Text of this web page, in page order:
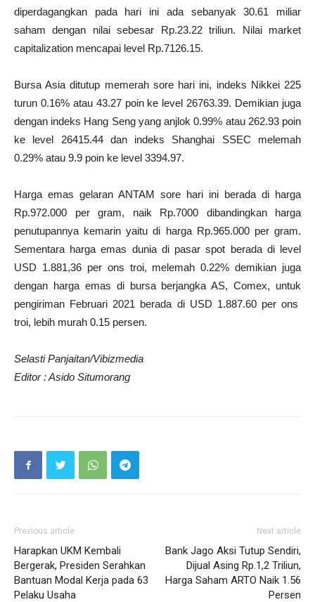
diperdagangkan pada hari ini ada sebanyak 30.61 miliar
saham dengan nilai sebesar Rp.23.22 triliun. Nilai market
capitalization mencapai level Rp.7126.15.
Bursa Asia ditutup memerah sore hari ini, indeks Nikkei 225
turun 0.16% atau 43.27 poin ke level 26763.39. Demikian juga
dengan indeks Hang Seng yang anjlok 0.99% atau 262.93 poin
ke level 26415.44 dan indeks Shanghai SSEC melemah
0.29% atau 9.9 poin ke level 3394.97.
Harga emas gelaran ANTAM sore hari ini berada di harga
Rp.972.000 per gram, naik Rp.7000 dibandingkan harga
penutupannya kemarin yaitu di harga Rp.965.000 per gram.
Sementara harga emas dunia di pasar spot berada di level
USD 1.881,36 per ons troi, melemah 0.22% demikian juga
dengan harga emas di bursa berjangka AS, Comex, untuk
pengiriman Februari 2021 berada di USD 1.887.60 per ons
troi, lebih murah 0.15 persen.
Selasti Panjaitan/Vibizmedia
Editor : Asido Situmorang
Previous article
Harapkan UKM Kembali
Bergerak, Presiden Serahkan
Bantuan Modal Kerja pada 63
Pelaku Usaha
Next article
Bank Jago Aksi Tutup Sendiri,
Dijual Asing Rp.1,2 Triliun,
Harga Saham ARTO Naik 1.56
Persen